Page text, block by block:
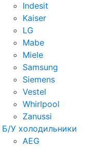
Indesit
Kaiser
LG
Mabe
Miele
Samsung
Siemens
Vestel
Whirlpool
Zanussi
Б/У холодильники
AEG